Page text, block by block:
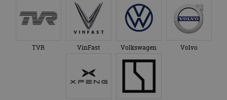
TVR VinFast Volkswagen Volvo